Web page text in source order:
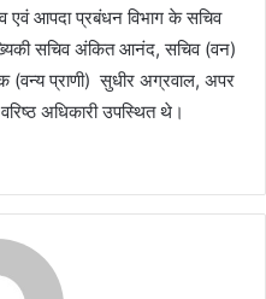
एवं आपदा प्रबंधन विभाग के सचिव
सचिव अंकित आनंद, सचिव (वन)
(वन्य प्राणी) सुधीर अग्रवाल, अपर
अधिकारी उपस्थित थे।